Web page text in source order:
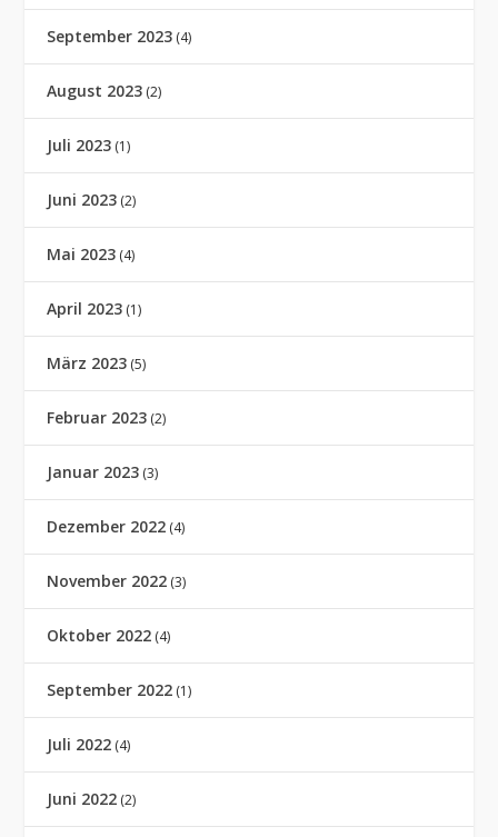
September 2023 (4)
August 2023 (2)
Juli 2023 (1)
Juni 2023 (2)
Mai 2023 (4)
April 2023 (1)
März 2023 (5)
Februar 2023 (2)
Januar 2023 (3)
Dezember 2022 (4)
November 2022 (3)
Oktober 2022 (4)
September 2022 (1)
Juli 2022 (4)
Juni 2022 (2)